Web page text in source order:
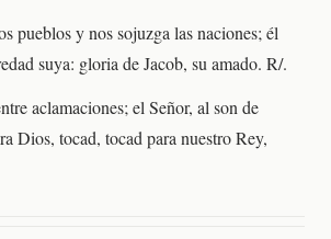
pueblos y nos sojuzga las naciones; él
suya: gloria de Jacob, su amado. R/.
aclamaciones; el Señor, al son de
Dios, tocad, tocad para nuestro Rey,